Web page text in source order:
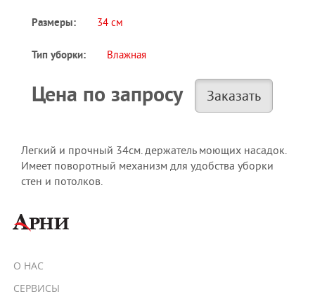
Размеры: 34 см
Тип уборки: Влажная
Цена по запросу Заказать
Легкий и прочный 34см. держатель моющих насадок.
Имеет поворотный механизм для удобства уборки
стен и потолков.
О НАС
СЕРВИСЫ